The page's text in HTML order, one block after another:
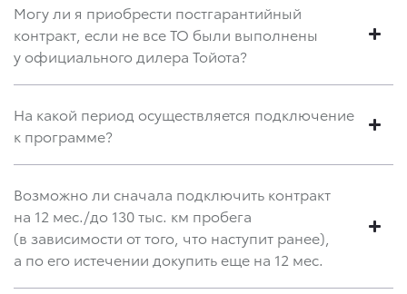
Могу ли я приобрести постгарантийный
контракт, если не все ТО были выполнены
у официального дилера Тойота?
На какой период осуществляется подключение
к программе?
Возможно ли сначала подключить контракт
на 12 мес./до 130 тыс. км пробега
(в зависимости от того, что наступит ранее),
а по его истечении докупить еще на 12 мес.